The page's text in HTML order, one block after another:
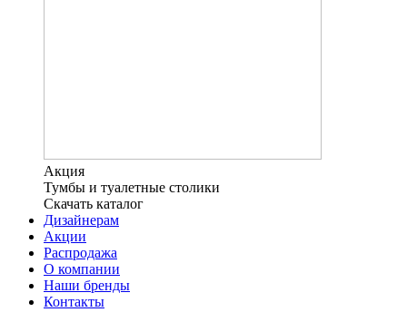
Акция
Тумбы и туалетные столики
Скачать каталог
Дизайнерам
Акции
Распродажа
О компании
Наши бренды
Контакты